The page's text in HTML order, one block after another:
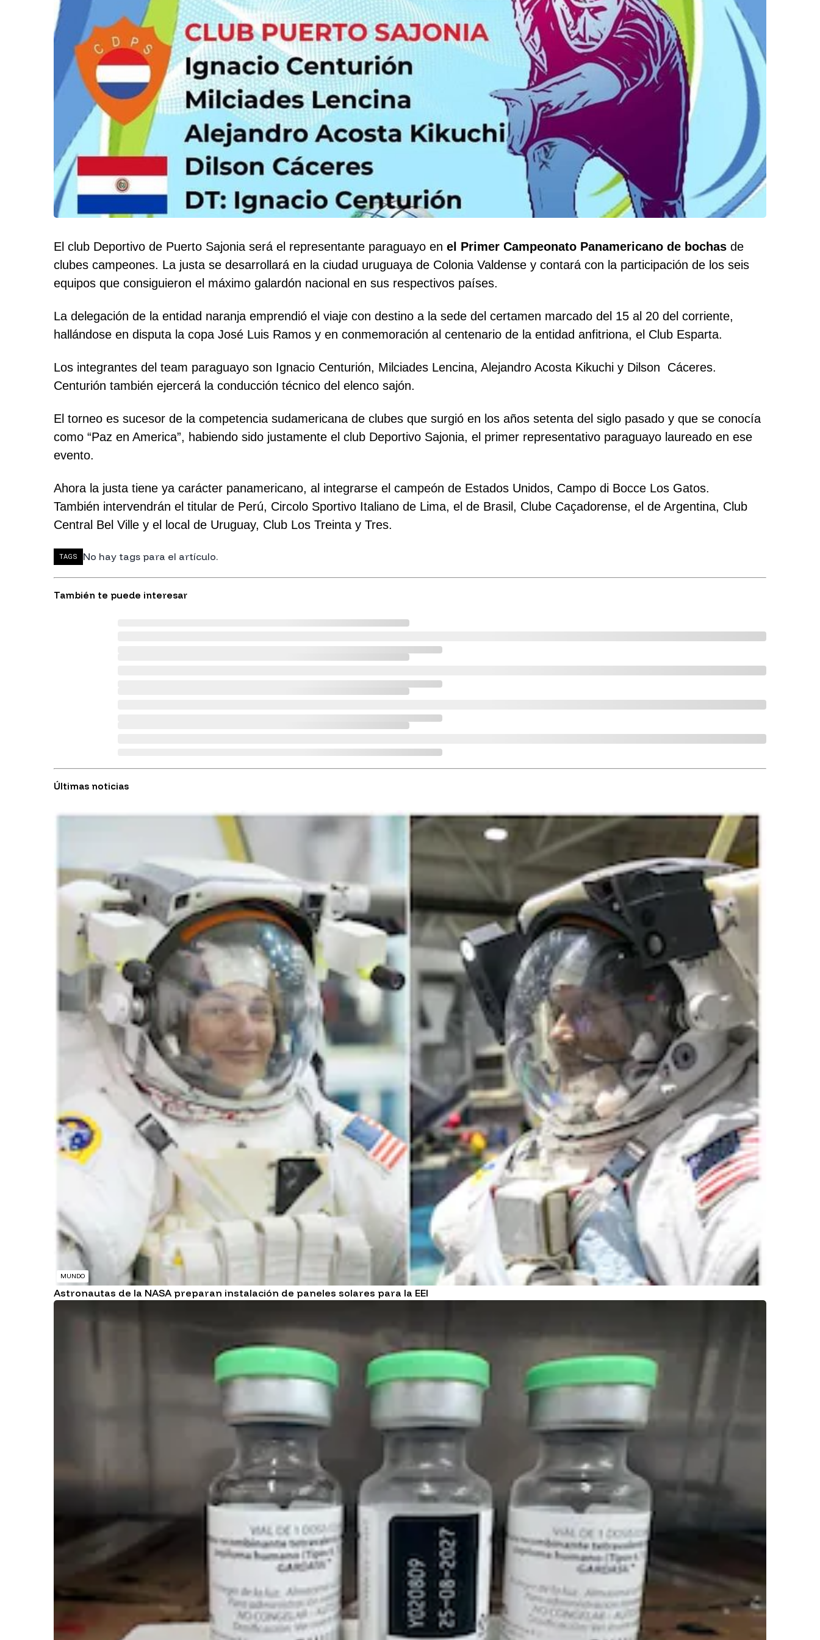
El club Deportivo de Puerto Sajonia será el representante paraguayo en el Primer Campeonato Panamericano de bochas de
clubes campeones. La justa se desarrollará en la ciudad uruguaya de Colonia Valdense y contará con la participación de los seis
equipos que consiguieron el máximo galardón nacional en sus respectivos países.
La delegación de la entidad naranja emprendió el viaje con destino a la sede del certamen marcado del 15 al 20 del corriente,
hallándose en disputa la copa José Luis Ramos y en conmemoración al centenario de la entidad anfitriona, el Club Esparta.
Los integrantes del team paraguayo son Ignacio Centurión, Milciades Lencina, Alejandro Acosta Kikuchi y Dilson Cáceres.
Centurión también ejercerá la conducción técnico del elenco sajón.
El torneo es sucesor de la competencia sudamericana de clubes que surgió en los años setenta del siglo pasado y que se conocía
como “Paz en America”, habiendo sido justamente el club Deportivo Sajonia, el primer representativo paraguayo laureado en ese
evento.
Ahora la justa tiene ya carácter panamericano, al integrarse el campeón de Estados Unidos, Campo di Bocce Los Gatos.
También intervendrán el titular de Perú, Circolo Sportivo Italiano de Lima, el de Brasil, Clube Caçadorense, el de Argentina, Club
Central Bel Ville y el local de Uruguay, Club Los Treinta y Tres.
TAGS No hay tags para el artículo.
También te puede interesar
Últimas noticias
MUNDO
Astronautas de la NASA preparan instalación de paneles solares para la EEI